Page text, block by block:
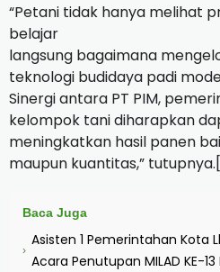
“Petani tidak hanya melihat
belajar
langsung bagaimana
teknologi budidaya padi
Sinergi antara PT PIM,
kelompok tani diharapkan
meningkatkan hasil panen
maupun kuantitas,”
Baca Juga
›
Asisten 1 Pemerintahan Kota
Acara Penutupan MILAD KE-